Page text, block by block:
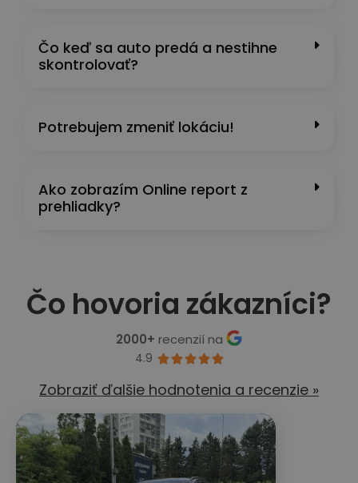
Čo keď sa auto predá a nestihne
skontrolovať?
Potrebujem zmeniť lokáciu!
Ako zobrazím Online report z
prehliadky?
Čo hovoria zákazníci?
2000+ recenzií na
4.9 
Zobraziť ďalšie hodnotenia a recenzie »